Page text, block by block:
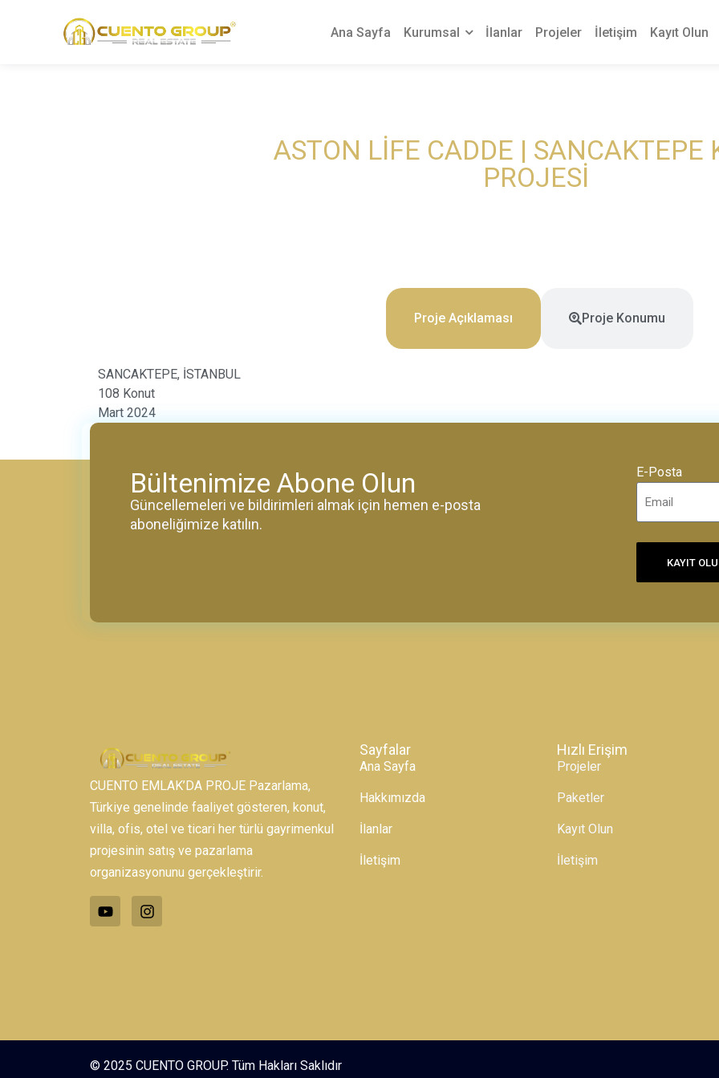
Ana Sayfa Kurumsal İlanlar Projeler İletişim Kayıt Olun
ASTON LİFE CADDE | SANCAKTEPE
PROJESİ
Proje Açıklaması Proje Konumu
SANCAKTEPE, İSTANBUL
108 Konut
Mart 2024
Bültenimize Abone Olun
Güncellemeleri ve bildirimleri almak için hemen e-posta
aboneliğimize katılın.
E-Posta
KAYIT
CUENTO EMLAK’DA PROJE Pazarlama,
Türkiye genelinde faaliyet gösteren, konut,
villa, ofis, otel ve ticari her türlü gayrimenkul
projesinin satış ve pazarlama
organizasyonunu gerçekleştirir.
Sayfalar
Ana Sayfa
Hakkımızda
İlanlar
İletişim
Hızlı Erişim
Projeler
Paketler
Kayıt Olun
İletişim
© 2025 CUENTO GROUP. Tüm Hakları Saklıdır